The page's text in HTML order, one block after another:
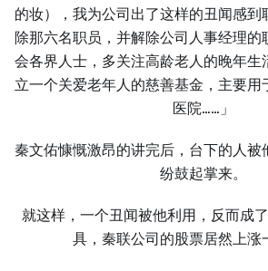
的妆），我为公司出了这样的丑闻感到
除那六名职员，并解除公司人事经理的
会各界人士，多关注高龄老人的晚年生
立一个关爱老年人的慈善基金，主要用
医院……」
秦文佑慷慨激昂的讲完后，台下的人被
纷鼓起掌来。
就这样，一个丑闻被他利用，反而成
具，秦联公司的股票居然上涨